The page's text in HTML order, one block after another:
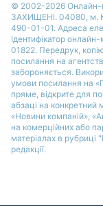
© 2002-2026 Онлайн-
ЗАХИЩЕНІ. 04080, м.
490-01-01. Адреса
Ідентифікатор
01822. Передрук,
посилання на
забороняється.
умови посилання на
пряме, відкрите для
абзаці на конкретний
«Новини компаній»,
на комерційних або
матеріалах в
редакції.